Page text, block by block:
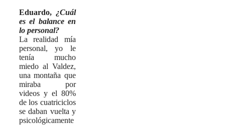
Eduardo, ¿Cuál
es el balance en
lo personal?
La realidad mía
personal, yo le
tenía mucho
miedo al Valdez,
una montaña que
miraba por
videos y el 80%
de los cuatriciclos
se daban vuelta y
psicológicamente